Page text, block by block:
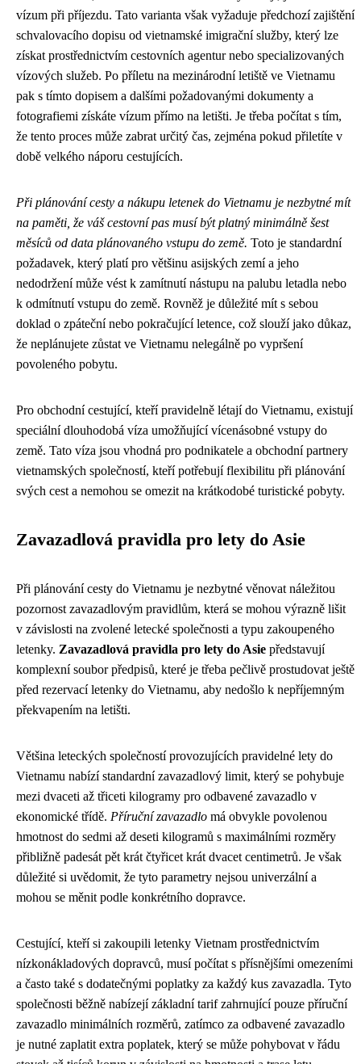
vízum při příjezdu. Tato varianta však vyžaduje předchozí zajištění
schvalovacího dopisu od vietnamské imigrační služby, který lze
získat prostřednictvím cestovních agentur nebo specializovaných
vízových služeb. Po příletu na mezinárodní letiště ve Vietnamu
pak s tímto dopisem a dalšími požadovanými dokumenty a
fotografiemi získáte vízum přímo na letišti. Je třeba počítat s tím,
že tento proces může zabrat určitý čas, zejména pokud přiletíte v
době velkého náporu cestujících.
Při plánování cesty a nákupu letenek do Vietnamu je nezbytné mít
na paměti, že váš cestovní pas musí být platný minimálně šest
měsíců od data plánovaného vstupu do země. Toto je standardní
požadavek, který platí pro většinu asijských zemí a jeho
nedodržení může vést k zamítnutí nástupu na palubu letadla nebo
k odmítnutí vstupu do země. Rovněž je důležité mít s sebou
doklad o zpáteční nebo pokračující letence, což slouží jako důkaz,
že neplánujete zůstat ve Vietnamu nelegálně po vypršení
povoleného pobytu.
Pro obchodní cestující, kteří pravidelně létají do Vietnamu, existují
speciální dlouhodobá víza umožňující vícenásobné vstupy do
země. Tato víza jsou vhodná pro podnikatele a obchodní partnery
vietnamských společností, kteří potřebují flexibilitu při plánování
svých cest a nemohou se omezit na krátkodobé turistické pobyty.
Zavazadlová pravidla pro lety do Asie
Při plánování cesty do Vietnamu je nezbytné věnovat náležitou
pozornost zavazadlovým pravidlům, která se mohou výrazně lišit
v závislosti na zvolené letecké společnosti a typu zakoupeného
letenky. Zavazadlová pravidla pro lety do Asie představují
komplexní soubor předpisů, které je třeba pečlivě prostudovat ještě
před rezervací letenky do Vietnamu, aby nedošlo k nepříjemným
překvapením na letišti.
Většina leteckých společností provozujících pravidelné lety do
Vietnamu nabízí standardní zavazadlový limit, který se pohybuje
mezi dvaceti až třiceti kilogramy pro odbavené zavazadlo v
ekonomické třídě. Příruční zavazadlo má obvykle povolenou
hmotnost do sedmi až deseti kilogramů s maximálními rozměry
přibližně padesát pět krát čtyřicet krát dvacet centimetrů. Je však
důležité si uvědomit, že tyto parametry nejsou univerzální a
mohou se měnit podle konkrétního dopravce.
Cestující, kteří si zakoupili letenky Vietnam prostřednictvím
nízkonákladových dopravců, musí počítat s přísnějšími omezeními
a často také s dodatečnými poplatky za každý kus zavazadla. Tyto
společnosti běžně nabízejí základní tarif zahrnující pouze příruční
zavazadlo minimálních rozměrů, zatímco za odbavené zavazadlo
je nutné zaplatit extra poplatek, který se může pohybovat v řádu